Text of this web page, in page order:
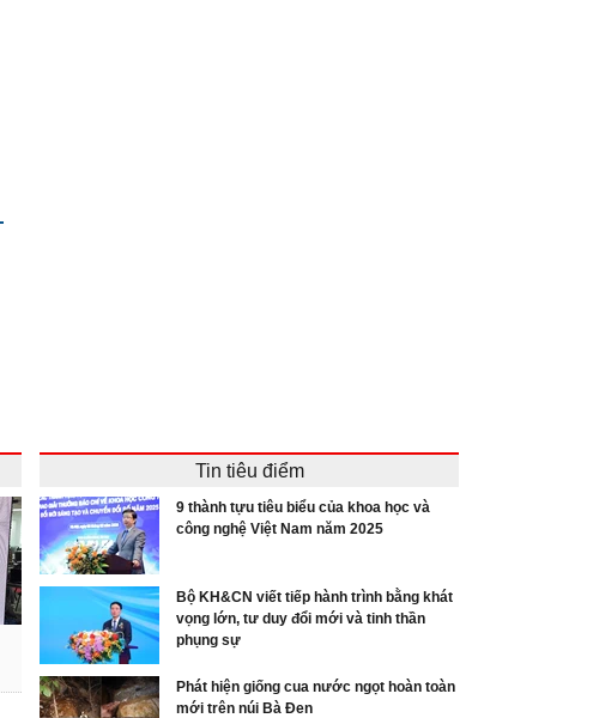
Tin tiêu điểm
9 thành tựu tiêu biểu của khoa học và
công nghệ Việt Nam năm 2025
Bộ KH&CN viết tiếp hành trình bằng khát
vọng lớn, tư duy đổi mới và tinh thần
phụng sự
Phát hiện giống cua nước ngọt hoàn toàn
mới trên núi Bà Đen